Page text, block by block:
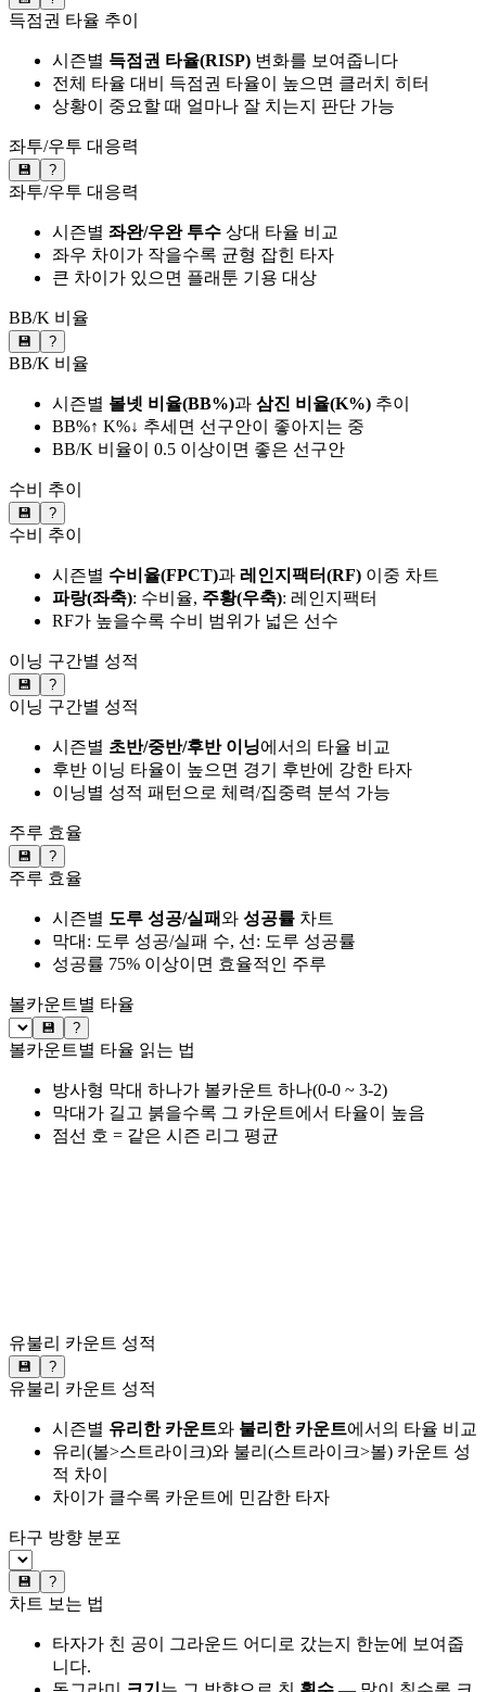
득점권 타율 추이
시즌별 득점권 타율(RISP) 변화를 보여줍니다
전체 타율 대비 득점권 타율이 높으면 클러치 히터
상황이 중요할 때 얼마나 잘 치는지 판단 가능
좌투/우투 대응력
💾 ?
좌투/우투 대응력
시즌별 좌완/우완 투수 상대 타율 비교
좌우 차이가 작을수록 균형 잡힌 타자
큰 차이가 있으면 플래툰 기용 대상
BB/K 비율
💾 ?
BB/K 비율
시즌별 볼넷 비율(BB%)과 삼진 비율(K%) 추이
BB%↑ K%↓ 추세면 선구안이 좋아지는 중
BB/K 비율이 0.5 이상이면 좋은 선구안
수비 추이
💾 ?
수비 추이
시즌별 수비율(FPCT)과 레인지팩터(RF) 이중 차트
파랑(좌축): 수비율, 주황(우축): 레인지팩터
RF가 높을수록 수비 범위가 넓은 선수
이닝 구간별 성적
💾 ?
이닝 구간별 성적
시즌별 초반/중반/후반 이닝에서의 타율 비교
후반 이닝 타율이 높으면 경기 후반에 강한 타자
이닝별 성적 패턴으로 체력/집중력 분석 가능
주루 효율
💾 ?
주루 효율
시즌별 도루 성공/실패와 성공률 차트
막대: 도루 성공/실패 수, 선: 도루 성공률
성공률 75% 이상이면 효율적인 주루
볼카운트별 타율
💾 ?
볼카운트별 타율 읽는 법
방사형 막대 하나가 볼카운트 하나(0-0 ~ 3-2)
막대가 길고 붉을수록 그 카운트에서 타율이 높음
점선 호 = 같은 시즌 리그 평균
유불리 카운트 성적
💾 ?
유불리 카운트 성적
시즌별 유리한 카운트와 불리한 카운트에서의 타율 비교
유리(볼>스트라이크)와 불리(스트라이크>볼) 카운트 성
적 차이
차이가 클수록 카운트에 민감한 타자
타구 방향 분포
💾 ?
차트 보는 법
타자가 친 공이 그라운드 어디로 갔는지 한눈에 보여줍
니다.